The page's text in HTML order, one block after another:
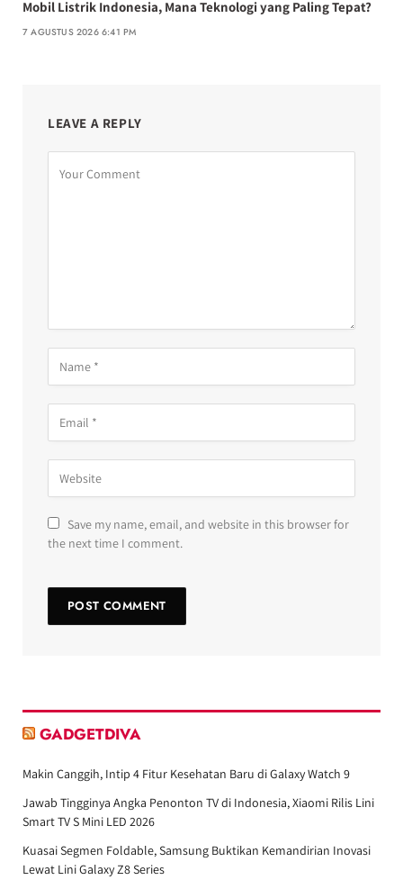
Mobil Listrik Indonesia, Mana Teknologi yang Paling Tepat?
7 AGUSTUS 2026 6:41 PM
LEAVE A REPLY
Save my name, email, and website in this browser for
the next time I comment.
GADGETDIVA
Makin Canggih, Intip 4 Fitur Kesehatan Baru di Galaxy Watch 9
Jawab Tingginya Angka Penonton TV di Indonesia, Xiaomi Rilis Lini
Smart TV S Mini LED 2026
Kuasai Segmen Foldable, Samsung Buktikan Kemandirian Inovasi
Lewat Lini Galaxy Z8 Series